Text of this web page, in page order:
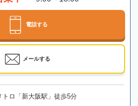
電話する
メールする
トロ「新大阪駅」徒歩5分